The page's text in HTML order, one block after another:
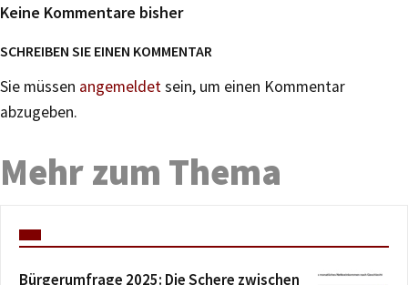
Keine Kommentare bisher
SCHREIBEN SIE EINEN KOMMENTAR
Sie müssen angemeldetsein, um einen Kommentar
abzugeben.
Mehr zum Thema
Bürgerumfrage 2025: Die Schere zwischen